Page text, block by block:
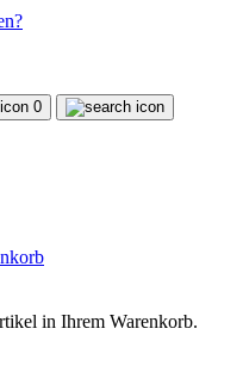
0
in Ihrem Warenkorb.